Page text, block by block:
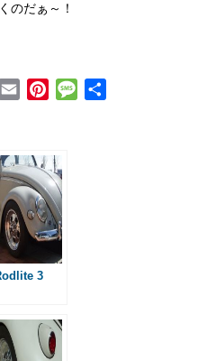
のだぁ～！
i
l
P
t
e
r
e
s
t
M
3